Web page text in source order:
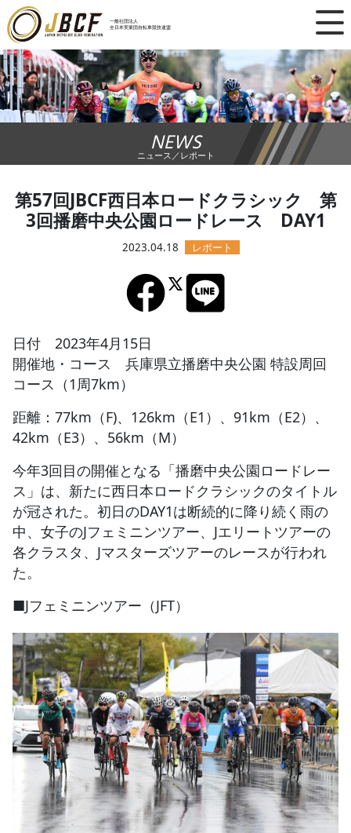
一般社団法人
全日本実業団自転車競技連盟
×
ニュース
レース日程
ランキング
チーム・選手
競技ガイド
加盟・登録
エントリー
JBCF ROAD SERIESとは
NEWS
ニュース／レポート
第57回JBCF西日本ロードクラシック 第
3回播磨中央公園ロードレース DAY1
2023.04.18
日付 2023年4月15日
開催地・コース 兵庫県立播磨中央公園 特設周回
コース（1周7km）
距離：77km（F)、126km（E1）、91km（E2）、
42km（E3）、56km（M）
今年3回目の開催となる「播磨中央公園ロードレー
ス」は、新たに西日本ロードクラシックのタイトル
が冠された。初日のDAY1は断続的に降り続く雨の
中、女子のJフェミニンツアー、Jエリートツアーの
各クラスタ、Jマスターズツアーのレースが行われ
た。
■Jフェミニンツアー（JFT）